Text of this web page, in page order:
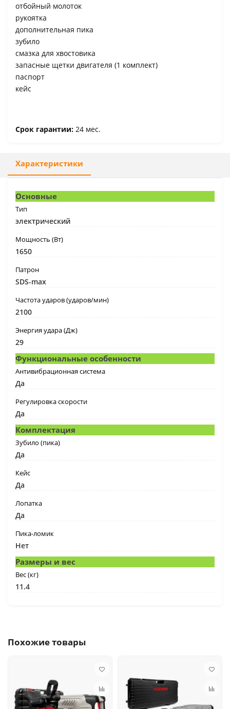
отбойный молоток
рукоятка
дополнительная пика
зубило
смазка для хвостовика
запасные щетки двигателя (1 комплект)
паспорт
кейс
Срок гарантии: 24 мес.
Характеристики
Основные
Тип
электрический
Мощность (Вт)
1650
Патрон
SDS-max
Частота ударов (ударов/мин)
2100
Энергия удара (Дж)
29
Функциональные особенности
Антивибрационная система
Да
Регулировка скорости
Да
Комплектация
Зубило (пика)
Да
Кейс
Да
Лопатка
Да
Пика-ломик
Нет
Размеры и вес
Вес (кг)
11.4
Похожие товары